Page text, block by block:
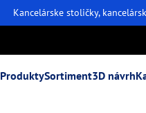
Kancelárske stoličky,
ProduktySortiment3D návrh